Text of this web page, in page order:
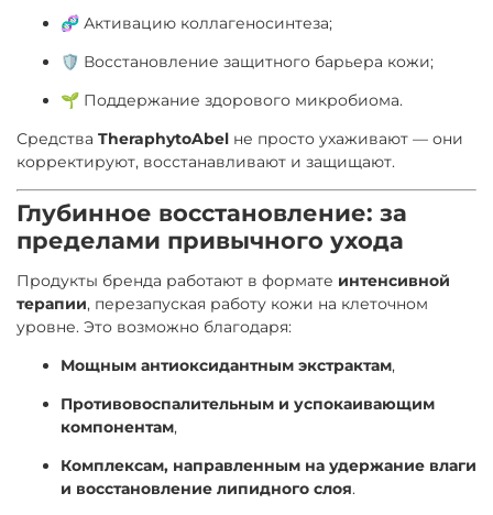
🧬 Активацию коллагеносинтеза;
🛡 Восстановление защитного барьера кожи;
🌱 Поддержание здорового микробиома.
Средства TheraphytoAbel не просто ухаживают — они
корректируют, восстанавливают и защищают.
Глубинное восстановление: за
пределами привычного ухода
Продукты бренда работают в формате интенсивной
терапии, перезапуская работу кожи на клеточном
уровне. Это возможно благодаря:
Мощным антиоксидантным экстрактам,
Противовоспалительным и успокаивающим
компонентам,
Комплексам, направленным на удержание влаги
и восстановление липидного слоя.